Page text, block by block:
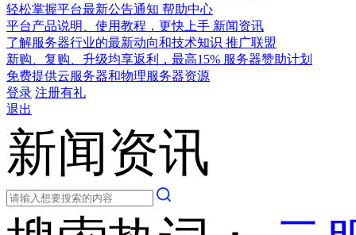
轻松掌握平台最新公告通知 帮助中心
平台产品说明、使用教程，更快上手 新闻资讯
了解服务器行业的最新动向和技术知识 推广联盟
新购、复购、升级均享返利，最高15% 服务器赞助计划
免费提供云服务器和物理服务器资源
登录 注册有礼
退出
新闻资讯